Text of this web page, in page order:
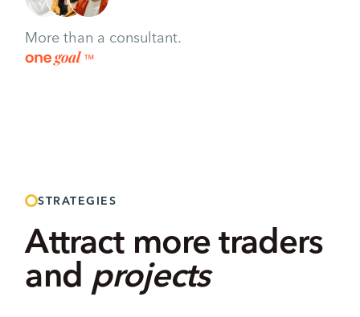
More than a consultant.
STRATEGIES
Attract more traders
and projects